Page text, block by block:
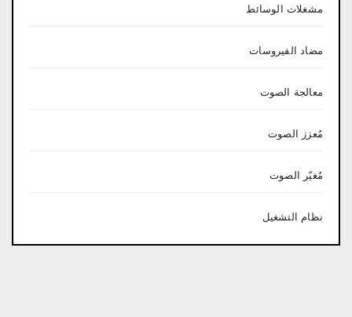
مشغلات الوسائط
مضاد الفيروسات
معالجة الصوت
مُعزز الصوت
مُغيّر الصوت
نظام التشغيل